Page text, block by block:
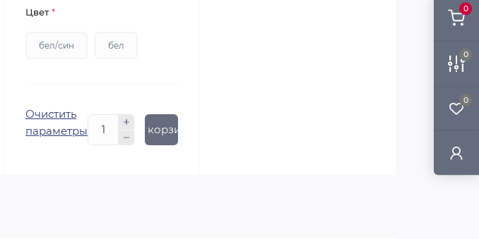
0
0
0
Цвет*
бел/син бел
Очистить
параметры
В корзину